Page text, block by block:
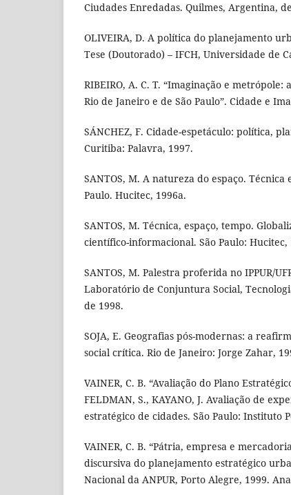
Ciudades Enredadas. Quilmes, Argentina,
OLIVEIRA, D. A política do planejamento
Tese (Doutorado) – IFCH, Universidade de
RIBEIRO, A. C. T. “Imaginação e
Rio de Janeiro e de São Paulo”. Cidade e
SÁNCHEZ, F. Cidade-espetáculo: política,
Curitiba: Palavra, 1997.
SANTOS, M. A natureza do espaço. Técnica
Paulo. Hucitec, 1996a.
SANTOS, M. Técnica, espaço, tempo.
científico-informacional. São Paulo: Hucitec,
SANTOS, M. Palestra proferida no IPPUR/
Laboratório de Conjuntura Social,
de 1998.
SOJA, E. Geografias pós-modernas: a
social crítica. Rio de Janeiro: Jorge Zahar,
VAINER, C. B. “Avaliação do Plano
FELDMAN, S., KAYANO, J. Avaliação de
estratégico de cidades. São Paulo: Instituto
VAINER, C. B. “Pátria, empresa e
discursiva do planejamento estratégico
Nacional da ANPUR, Porto Alegre, 1999.